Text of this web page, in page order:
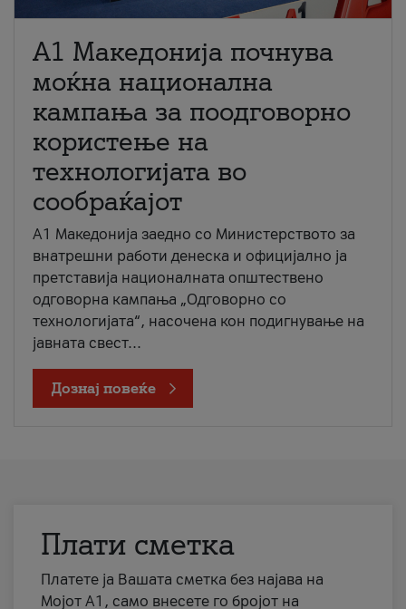
A1 Македонија почнува
моќна национална
кампања за поодговорно
користење на
технологијата во
сообраќајот
A1 Македонија заедно со Министерството за
внатрешни работи денеска и официјално ја
претставија националната општествено
одговорна кампања „Одговорно со
технологијата“, насочена кон подигнување на
јавната свест...
Дознај повеќе
Плати сметка
Платете ја Вашата сметка без најава на
Мојот А1, само внесете го бројот на